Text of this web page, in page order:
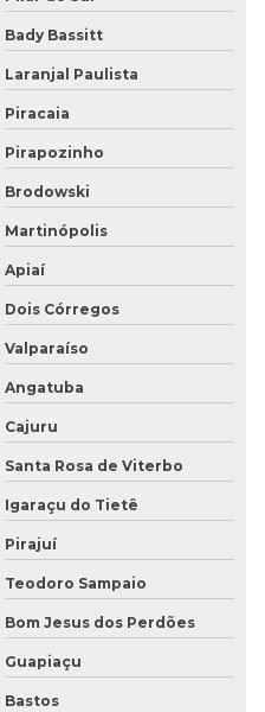
Bady Bassitt
Laranjal Paulista
Piracaia
Pirapozinho
Brodowski
Martinópolis
Apiaí
Dois Córregos
Valparaíso
Angatuba
Cajuru
Santa Rosa de Viterbo
Igaraçu do Tietê
Pirajuí
Teodoro Sampaio
Bom Jesus dos Perdões
Guapiaçu
Bastos